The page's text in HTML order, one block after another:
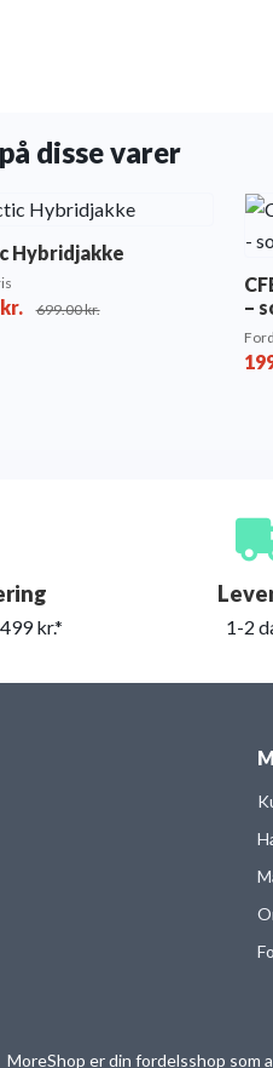
disse varer
Hybridjakke
699.00kr.
–
kr.* 1-2
MoreShop er din fordelsshop som